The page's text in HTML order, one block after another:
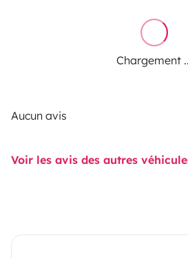
Chargement
Aucun avis
Voir les avis des autres